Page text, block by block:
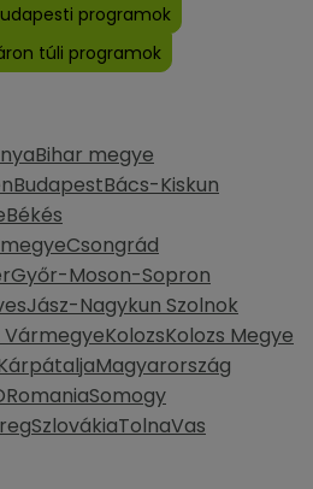
programok
túli programok
Bihar megye
BudapestBács-Kiskun
Békés
Csongrád
Győr-Moson-Sopron
Jász-Nagykun Szolnok
VármegyeKolozsKolozs Megye
Magyarország
RomaniaSomogy
SzlovákiaTolnaVas